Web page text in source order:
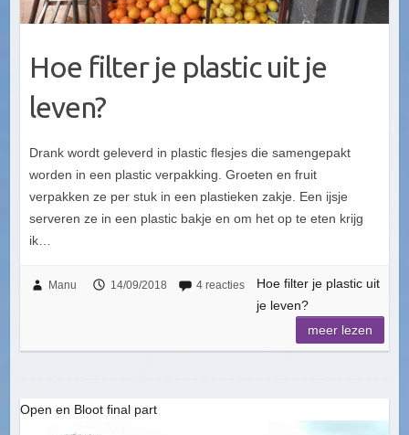
Hoe filter je plastic uit je
leven?
Drank wordt geleverd in plastic flesjes die samengepakt
worden in een plastic verpakking. Groeten en fruit
verpakken ze per stuk in een plastieken zakje. Een ijsje
serveren ze in een plastic bakje en om het op te eten krijg
ik…
Manu 14/09/2018 4 reacties
Hoe filter je plastic uit
je leven?
meer lezen
Open en Bloot final part